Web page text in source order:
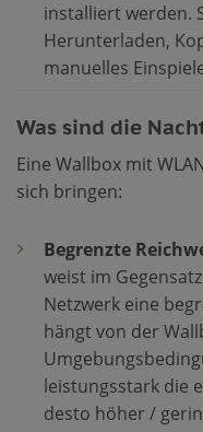
installiert werden.
Herunterladen,
manuelles
Was sind die
Eine Wallbox mit
sich bringen:
Begrenzte
weist im
Netzwerk eine
hängt von der
leistungsstark die
desto höher /